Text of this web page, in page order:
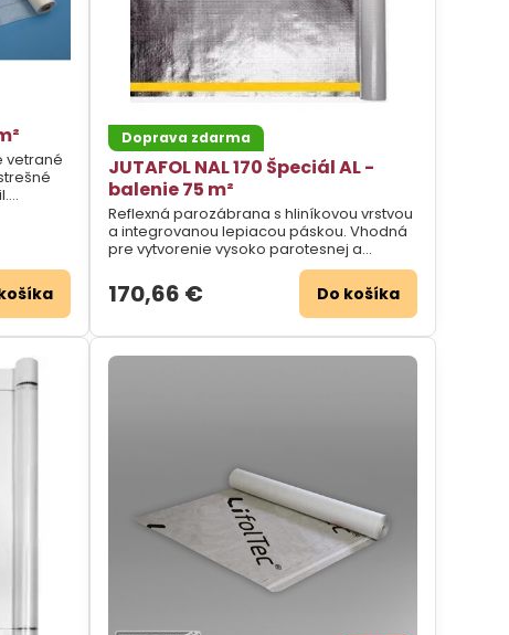
vetrané
Doprava zdarma
JUTAFOL NAL 170 Špeciál AL -
balenie 75 m²
Reflexná parozábrana s hliníkovou vrstvou
a integrovanou lepiacou páskou. Vhodná
pre vytvorenie vysoko parotesnej a
vzduchotesnej vrstvy z vnútornej strany
strechy.
170,66 € Do košíka